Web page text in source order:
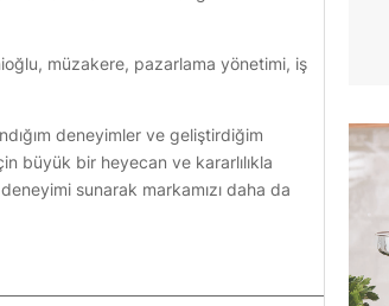
müzakere, pazarlama yönetimi, iş
deneyimler ve geliştirdiğim
büyük bir heyecan ve kararlılıkla
sunarak markamızı daha da